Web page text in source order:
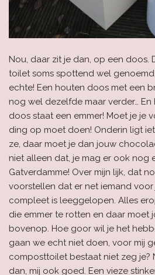
Nou, daar zit je dan, op een doos.
toilet soms spottend wel genoemd
echte! Een houten doos met een
nog wel dezelfde maar verder… En
doos staat een emmer! Moet je je
ding op moet doen! Onderin ligt
ze, daar moet je dan jouw
niet alleen dat, je mag er ook nog
Gatverdamme! Over mijn lijk, dat
voorstellen dat er net iemand voor
compleet is leeggelopen. Alles
die emmer te rotten en daar moet
bovenop. Hoe goor wil je het
gaan we echt niet doen, voor mij
composttoilet bestaat niet zeg
dan, mij ook goed. Een vieze